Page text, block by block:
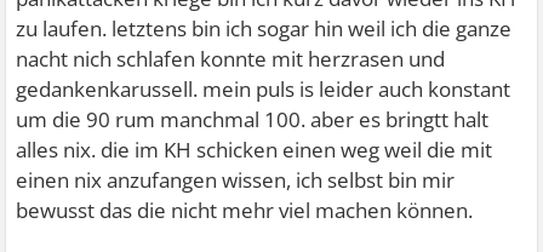
zu laufen. letztens bin ich sogar hin weil ich die ganze
nacht nich schlafen konnte mit herzrasen und
gedankenkarussell. mein puls is leider auch konstant
um die 90 rum manchmal 100. aber es bringtt halt
alles nix. die im KH schicken einen weg weil die mit
einen nix anzufangen wissen, ich selbst bin mir
bewusst das die nicht mehr viel machen können.